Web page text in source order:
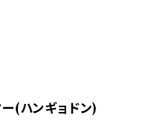
ー(ハンギョドン)